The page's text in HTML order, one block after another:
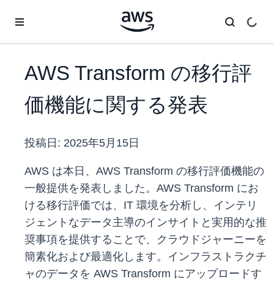
AWS Transform の移行評
価機能に関する発表
投稿日: 2025年5月15日
AWS は本日、AWS Transform の移行評価機能の
一般提供を発表しました。AWS Transform にお
ける移行評価では、IT 環境を分析し、インテリ
ジェントなデータ主導のインサイトと実用的な推
奨事項を提供することで、クラウドジャーニーを
簡素化および最適化します。インフラストラクチ
ャのデータを AWS Transform にアップロードす